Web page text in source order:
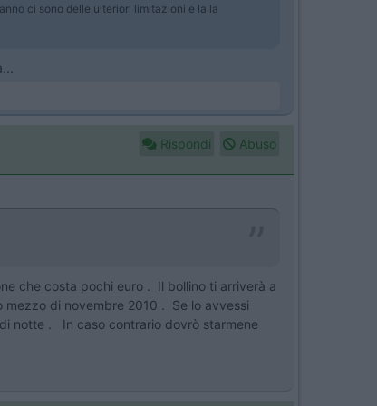
ci sono delle ulteriori limitazioni e la la
Rispondi Abuso
che costa pochi euro . Il bollino ti arriverà a
di novembre 2010 . Se lo avvessi
notte . In caso contrario dovrò starmene